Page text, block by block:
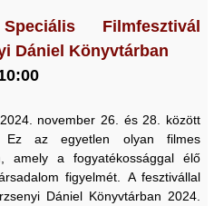
Filmfesztivál
Dániel Könyvtárban
2024. november 26. és 28. között
Ez az egyetlen olyan filmes
amely a fogyatékossággal élő
figyelmét. A fesztivállal
Dániel Könyvtárban 2024.